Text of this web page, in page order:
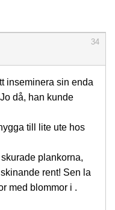
34
inseminera sin enda
då, han kunde
till lite ute hos
plankorna,
rent! Sen la
med blommor i .